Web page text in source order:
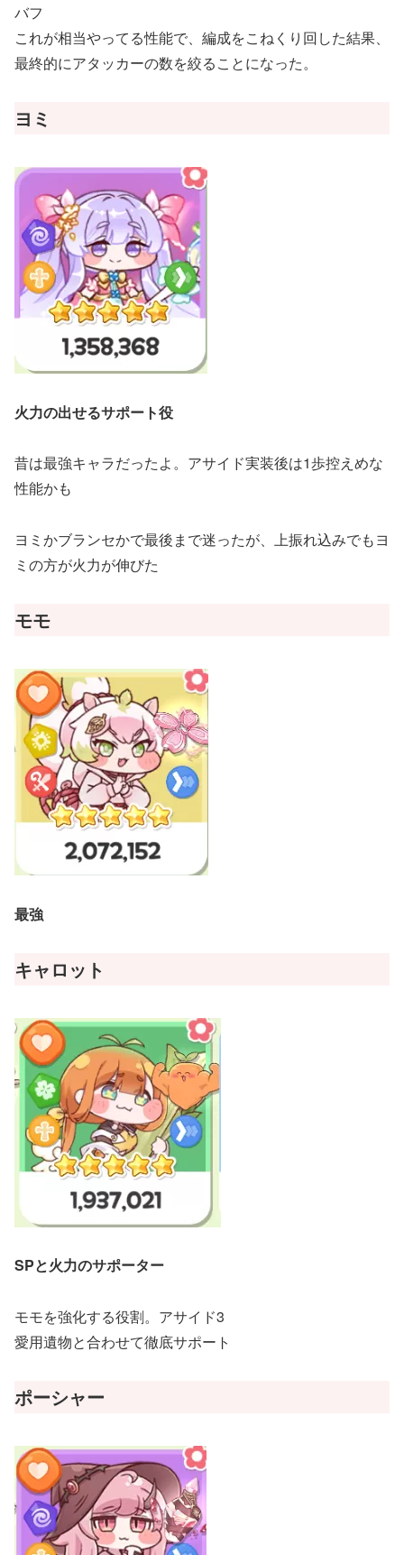
バフ
これが相当やってる性能で、編成をこねくり回した結果、
最終的にアタッカーの数を絞ることになった。
ヨミ
火力の出せるサポート役
昔は最強キャラだったよ。アサイド実装後は1歩控えめな
性能かも
ヨミかブランセかで最後まで迷ったが、上振れ込みでもヨ
ミの方が火力が伸びた
モモ
最強
キャロット
SPと火力のサポーター
モモを強化する役割。アサイド3
愛用遺物と合わせて徹底サポート
ポーシャー